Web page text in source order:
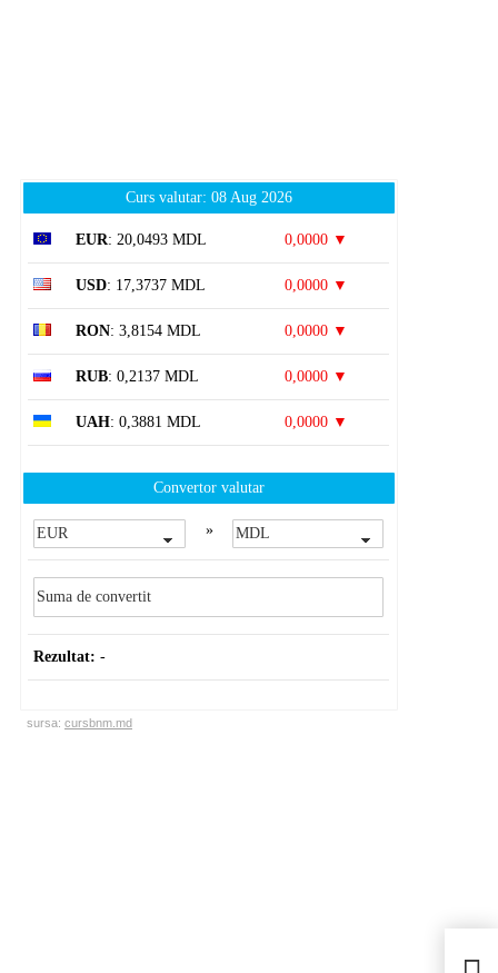
Curs valutar: 08 Aug 2026
EUR: 20,0493 MDL 0,0000 ▼
USD: 17,3737 MDL 0,0000 ▼
RON: 3,8154 MDL 0,0000 ▼
RUB: 0,2137 MDL 0,0000 ▼
UAH: 0,3881 MDL 0,0000 ▼
Convertor valutar
»
Rezultat: -
sursa: cursbnm.md